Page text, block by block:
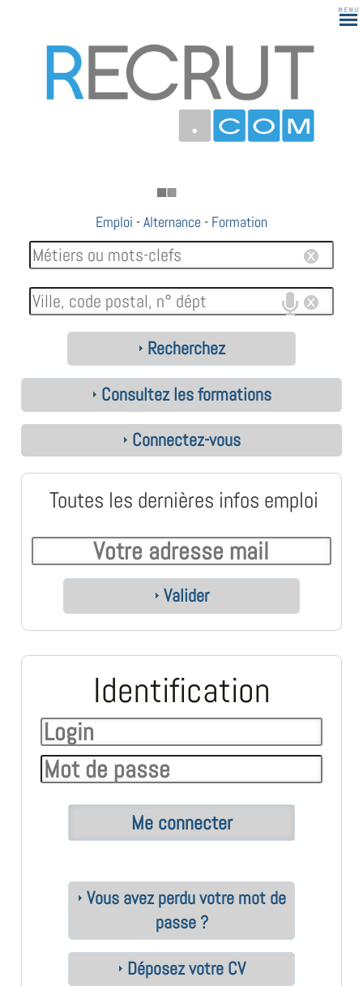
Emploi -Alternance - Formation
Recherchez
Consultez les formations
Connectez-vous
Toutes les dernières infos emploi
Valider
Identification
Vous avez perdu votre mot de
passe ?
Déposez votre CV